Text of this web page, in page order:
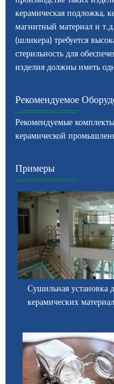
керамическая подложка,
магнитный материал и
(шликера) требуется
стерильность для
изделия должны иметь
Рекомендуемое
Рекомендуемые
керамической
Примеры
Сушильная установка
керамических